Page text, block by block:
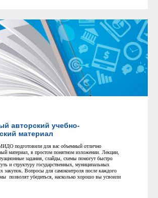
авторский учебно-
материал
подготовили для вас объемный отлично
материал, в простом понятном изложении. Лекции,
задания, слайды, схемы помогут быстро
и структуру государственных, муниципальных
закупок. Вопросы для самоконтроля после каждого
позволят убедиться, насколько хорошо вы усвоили